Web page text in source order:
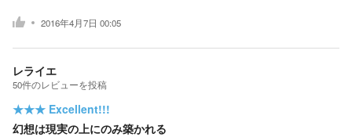
2016年4月7日 00:05
レライエ
50件のレビューを投稿
★★★ Excellent!!!
幻想は現実の上にのみ築かれる